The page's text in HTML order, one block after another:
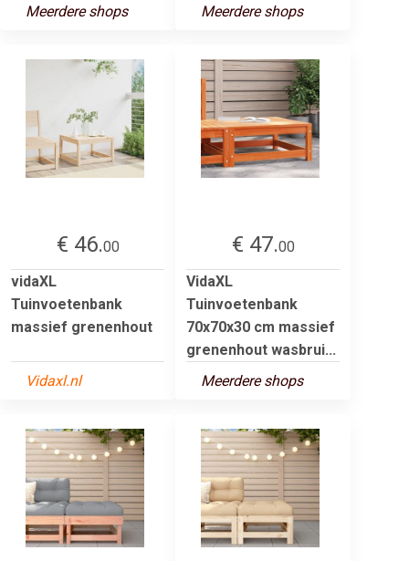
Meerdere shops
Meerdere shops
€ 46.00
vidaXL
Tuinvoetenbank
massief grenenhout
Vidaxl.nl
€ 47.00
VidaXL
Tuinvoetenbank
70x70x30 cm massief
grenenhout wasbrui...
Meerdere shops